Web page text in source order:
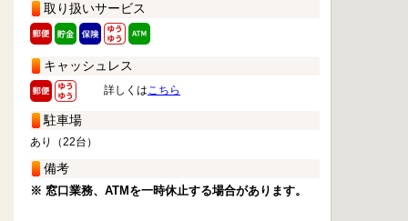
取り扱いサービス
キャッシュレス
詳しくはこちら
駐車場
あり（22台）
備考
※ 窓口業務、ATMを一時休止する場合があります。